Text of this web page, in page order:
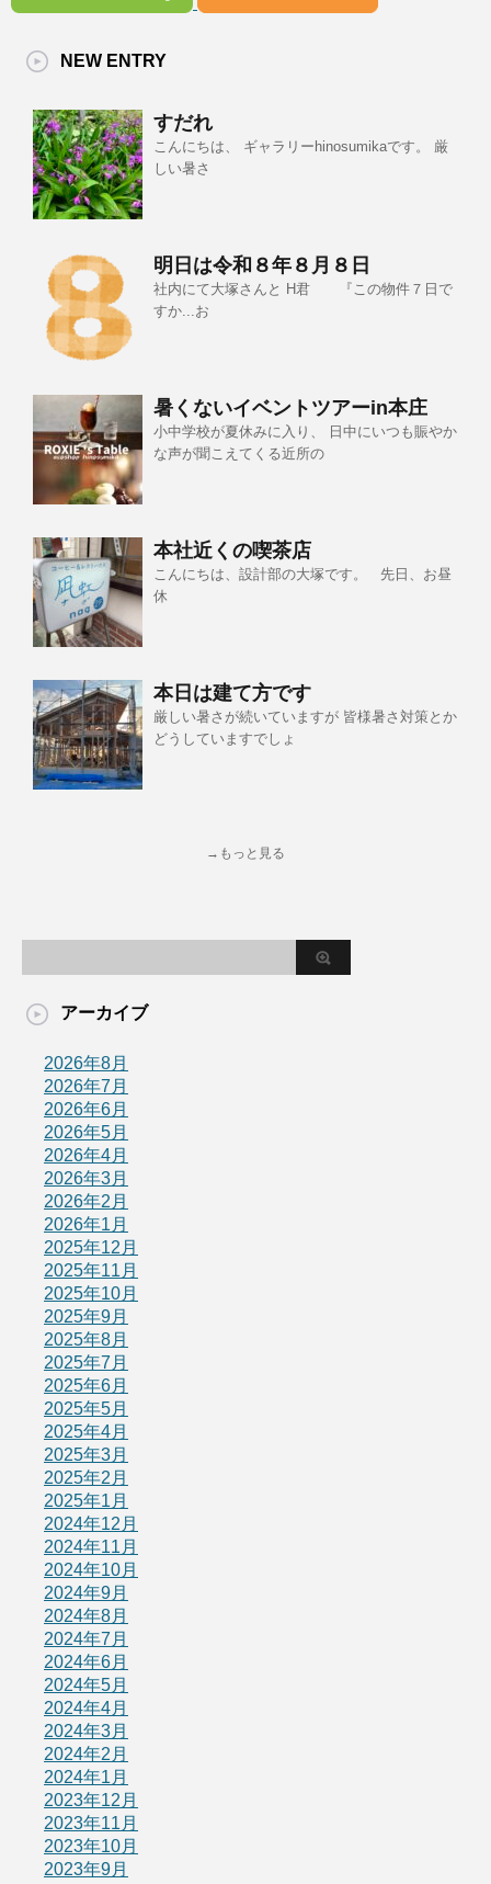
NEW ENTRY
すだれ
こんにちは、 ギャラリーhinosumikaです。 厳
しい暑さ
明日は令和８年８月８日
社内にて大塚さんと H君 『この物件７日で
すか...お
暑くないイベントツアーin本庄
小中学校が夏休みに入り、 日中にいつも賑やか
な声が聞こえてくる近所の
本社近くの喫茶店
こんにちは、設計部の大塚です。 先日、お昼
休
本日は建て方です
厳しい暑さが続いていますが 皆様暑さ対策とか
どうしていますでしょ
→もっと見る
アーカイブ
2026年8月
2026年7月
2026年6月
2026年5月
2026年4月
2026年3月
2026年2月
2026年1月
2025年12月
2025年11月
2025年10月
2025年9月
2025年8月
2025年7月
2025年6月
2025年5月
2025年4月
2025年3月
2025年2月
2025年1月
2024年12月
2024年11月
2024年10月
2024年9月
2024年8月
2024年7月
2024年6月
2024年5月
2024年4月
2024年3月
2024年2月
2024年1月
2023年12月
2023年11月
2023年10月
2023年9月